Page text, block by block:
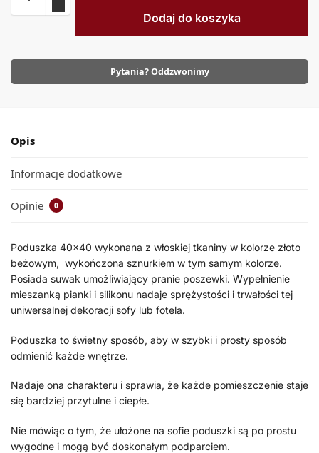
Dodaj do koszyka
Pytania? Oddzwonimy
Opis
Informacje dodatkowe
Opinie 0
Poduszka 40×40 wykonana z włoskiej tkaniny w kolorze złoto
beżowym, wykończona sznurkiem w tym samym kolorze.
Posiada suwak umożliwiający pranie poszewki. Wypełnienie
mieszanką pianki i silikonu nadaje sprężystości i trwałości tej
uniwersalnej dekoracji sofy lub fotela.
Poduszka to świetny sposób, aby w szybki i prosty sposób
odmienić każde wnętrze.
Nadaje ona charakteru i sprawia, że każde pomieszczenie staje
się bardziej przytulne i ciepłe.
Nie mówiąc o tym, że ułożone na sofie poduszki są po prostu
wygodne i mogą być doskonałym podparciem.